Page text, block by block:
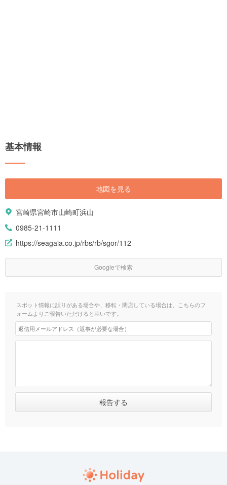
基本情報
地図を見る
宮崎県宮崎市山崎町浜山
0985-21-1111
https://seagaia.co.jp/rbs/rb/sgor/112
Googleで検索
スポット情報に誤りがある場合や、移転・閉店している場合は、こちらのフ
ォームよりご報告いただけると幸いです。